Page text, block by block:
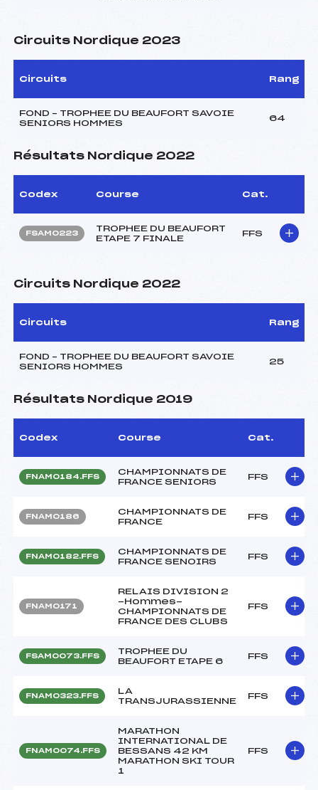
Circuits Nordique 2023
Circuits Rang
FOND – TROPHEE DU BEAUFORT SAVOIE
SENIORS HOMMES
64
Résultats Nordique 2022
Codex Course Cat.
FSAM0223
TROPHEE DU BEAUFORT
ETAPE 7 FINALE
FFS
Circuits Nordique 2022
Circuits Rang
FOND – TROPHEE DU BEAUFORT SAVOIE
SENIORS HOMMES
25
Résultats Nordique 2019
Codex Course Cat.
FNAM0184.FFS
CHAMPIONNATS DE
FRANCE SENIORS
FFS
FNAM0186
CHAMPIONNATS DE
FRANCE
FFS
FNAM0182.FFS
CHAMPIONNATS DE
FRANCE SENOIRS
FFS
FNAM0171
RELAIS DIVISION 2
-Hommes-
CHAMPIONNATS DE
FRANCE DES CLUBS
FFS
FSAM0073.FFS
TROPHEE DU
BEAUFORT ETAPE 6
FFS
FNAM0323.FFS
LA
TRANSJURASSIENNE
FFS
FNAM0074.FFS
MARATHON
INTERNATIONAL DE
BESSANS 42 KM
MARATHON SKI TOUR
1
FFS